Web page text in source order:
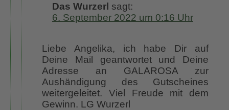
Das Wurzerl sagt:
6. September 2022 um 0:16 Uhr
Liebe Angelika, ich habe Dir auf
Deine Mail geantwortet und Deine
Adresse an GALAROSA zur
Aushändigung des Gutscheines
weitergeleitet. Viel Freude mit dem
Gewinn. LG Wurzerl